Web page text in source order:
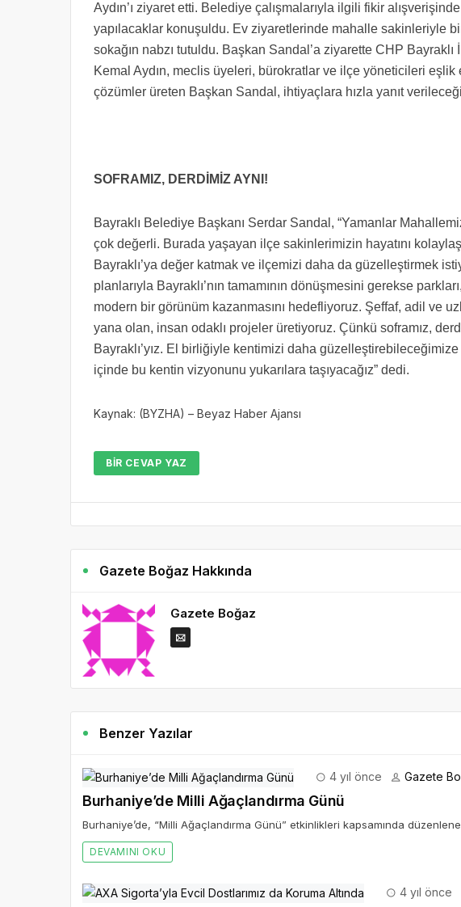
Aydın’ı ziyaret etti. Belediye çalışmalarıyla ilgili fikir
yapılacaklar konuşuldu. Ev ziyaretlerinde mahalle sakinleriyle
sokağın nabzı tutuldu. Başkan Sandal’a ziyarette CHP
Kemal Aydın, meclis üyeleri, bürokratlar ve ilçe yöneticileri
çözümler üreten Başkan Sandal, ihtiyaçlara hızla yanıt
SOFRAMIZ, DERDİMİZ AYNI!
Bayraklı Belediye Başkanı Serdar Sandal, “Yamanlar
çok değerli. Burada yaşayan ilçe sakinlerimizin hayatını
Bayraklı’ya değer katmak ve ilçemizi daha da güzelleştirmek
planlarıyla Bayraklı’nın tamamının dönüşmesini gerekse
modern bir görünüm kazanmasını hedefliyoruz. Şeffaf, adil ve
yana olan, insan odaklı projeler üretiyoruz. Çünkü soframız,
Bayraklı’yız. El birliğiyle kentimizi daha
içinde bu kentin vizyonunu yukarılara taşıyacağız” dedi.
Kaynak: (BYZHA) – Beyaz Haber Ajansı
BIR CEVAP YAZ
Gazete Boğaz Hakkında
Gazete Boğaz
Benzer Yazılar
4 yıl önce Gazete
Burhaniye’de Milli Ağaçlandırma Günü
Burhaniye’de, “Milli Ağaçlandırma Günü” etkinlikleri kapsamında
DEVAMINI OKU
4 yıl önce